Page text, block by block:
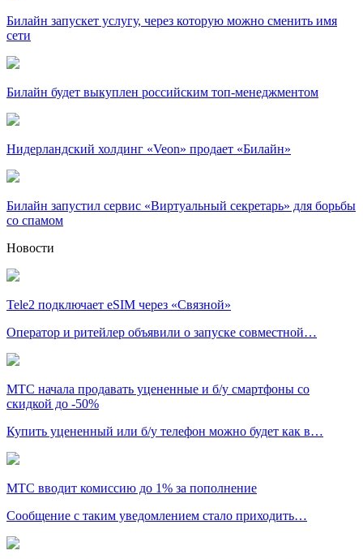
Билайн запускет услугу, через которую можно сменить имя
сети
Билайн будет выкуплен российским топ-менеджментом
Нидерландский холдинг «Veon» продает «Билайн»
Билайн запустил сервис «Виртуальный секретарь» для борьбы
со спамом
Новости
Tele2 подключает eSIM через «Связной»
Оператор и ритейлер объявили о запуске совместной…
МТС начала продавать уцененные и б/у смартфоны со
скидкой до -50%
Купить уцененный или б/у телефон можно будет как в…
МТС вводит комиссию до 1% за пополнение
Сообщение с таким уведомлением стало приходить…